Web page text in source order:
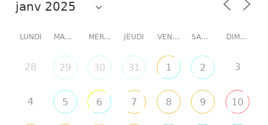
LUNDI MARDI MERCREDI JEUDI VENDREDI SAMEDI DIMANCHE
28 29 30 31 1 2 3
4 5 6 7 8 9 10